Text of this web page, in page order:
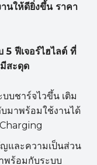
นให้ดียิ่งขึ้น ราคา
5 ฟีเจอร์ไฮไลต์ ที่
สะดุด
บบชาร์จไวขึ้น เติม
มาพร้อมใช้งานได้
และความเป็นส่วน
ร้อมกับระบบ